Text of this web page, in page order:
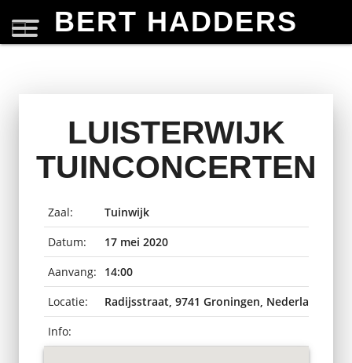
BERT HADDERS
LUISTERWIJK
TUINCONCERTEN
Zaal:
Tuinwijk
Datum:
17 mei 2020
Aanvang:
14:00
Locatie:
Radijsstraat, 9741 Groningen, Nederland
Info: